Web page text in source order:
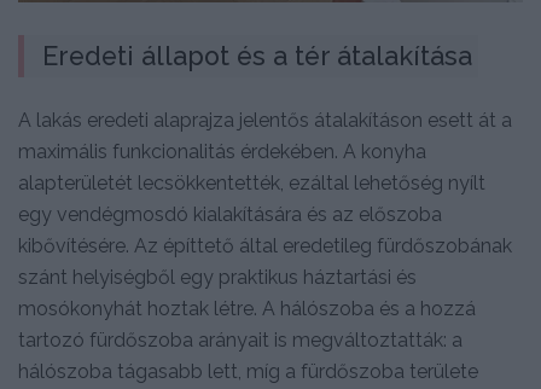
Eredeti állapot és a tér átalakítása
A lakás eredeti alaprajza jelentős átalakításon esett át a
maximális funkcionalitás érdekében. A konyha
alapterületét lecsökkentették, ezáltal lehetőség nyílt
egy vendégmosdó kialakítására és az előszoba
kibővítésére. Az építtető által eredetileg fürdőszobának
szánt helyiségből egy praktikus háztartási és
mosókonyhát hoztak létre. A hálószoba és a hozzá
tartozó fürdőszoba arányait is megváltoztatták: a
hálószoba tágasabb lett, míg a fürdőszoba területe